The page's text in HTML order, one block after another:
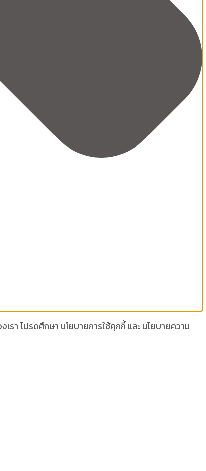
รา โปรดศึกษา นโยบายการใช้คุกกี้ และ นโยบายความ